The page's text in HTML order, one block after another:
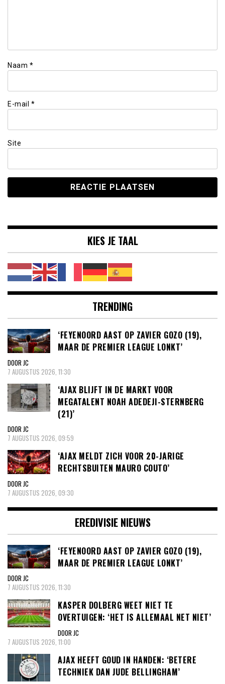
Naam *
E-mail *
Site
KIES JE TAAL
TRENDING
‘FEYENOORD AAST OP ZAVIER GOZO (19),
MAAR DE PREMIER LEAGUE LONKT’
DOOR JC
7 AUGUSTUS 2026, 11:30
‘AJAX BLIJFT IN DE MARKT VOOR
MEGATALENT NOAH ADEDEJI-STERNBERG
(21)’
DOOR JC
7 AUGUSTUS 2026, 09:59
‘AJAX MELDT ZICH VOOR 20-JARIGE
RECHTSBUITEN MAURO COUTO’
DOOR JC
7 AUGUSTUS 2026, 09:30
EREDIVISIE NIEUWS
‘FEYENOORD AAST OP ZAVIER GOZO (19),
MAAR DE PREMIER LEAGUE LONKT’
DOOR JC
7 AUGUSTUS 2026, 11:30
KASPER DOLBERG WEET NIET TE
OVERTUIGEN: ‘HET IS ALLEMAAL NET NIET’
DOOR JC
7 AUGUSTUS 2026, 11:00
AJAX HEEFT GOUD IN HANDEN: ‘BETERE
TECHNIEK DAN JUDE BELLINGHAM’